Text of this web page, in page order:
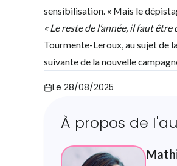
sensibilisation. « Mais le
« Le reste de l’année, il faut
Tourmente-Leroux, au sujet de
suivante de la nouvelle
Le 28/08/2025
À propos de